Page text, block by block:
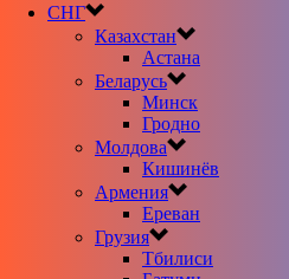
СНГ
Казахстан
Астана
Беларусь
Минск
Гродно
Молдова
Кишинёв
Армения
Ереван
Грузия
Тбилиси